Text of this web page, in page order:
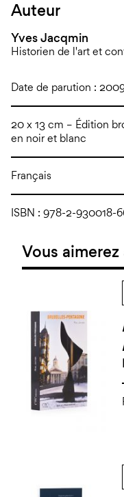
Auteur
Yves Jacqmin
Historien de l'art et
Date de parution :
20 x 13 cm – Édition
en noir et blanc
Français
ISBN : 978-2-930018-
Vous